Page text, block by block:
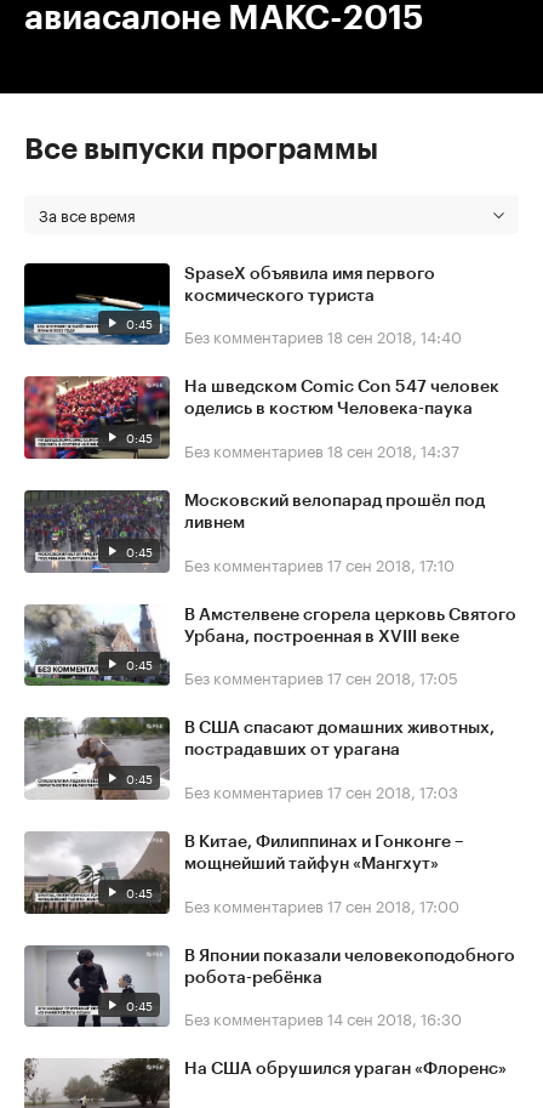
авиасалоне МАКС-2015
Все выпуски программы
За все время
0:45
SpaseX объявила имя первого
космического туриста
Без комментариев 18 сен 2018, 14:40
0:45
На шведском Comic Con 547 человек
оделись в костюм Человека-паука
Без комментариев 18 сен 2018, 14:37
0:45
Московский велопарад прошёл под
ливнем
Без комментариев 17 сен 2018, 17:10
0:45
В Амстелвене сгорела церковь Святого
Урбана, построенная в XVIII веке
Без комментариев 17 сен 2018, 17:05
0:45
В США спасают домашних животных,
пострадавших от урагана
Без комментариев 17 сен 2018, 17:03
0:45
В Китае, Филиппинах и Гонконге –
мощнейший тайфун «Мангхут»
Без комментариев 17 сен 2018, 17:00
0:45
В Японии показали человекоподобного
робота-ребёнка
Без комментариев 14 сен 2018, 16:30
На США обрушился ураган «Флоренс»